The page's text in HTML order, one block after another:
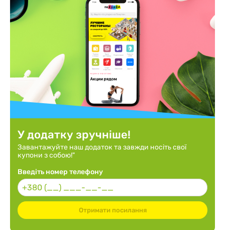
У додатку зручніше!
Завантажуйте наш додаток та завжди носіть свої
купони з собою!"
Введіть номер телефону
Отримати посилання